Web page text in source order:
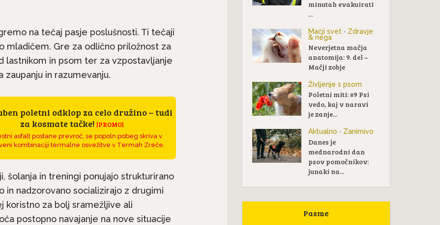
na tečaj pasje poslušnosti. Ti tečaji
mladičem. Gre za odlično priložnost za
lastnikom in psom ter za vzpostavljanje
in razumevanju.
poletni odklop za celo družino – tudi
za kosmate tačke! |PROMO|
asfalt postane prevroč, se popoln pobeg skriva v
kombinaciji termalne osvežitve v Termah Zreče.
šolanja in treningi ponujajo strukturirano
in nadzorovano socializirajo z drugimi
koristno za bolj sramežljive ali
postopno navajanje na nove situacije
minutah evakuirati
...
Mačji svet • Zdravje
& nega
Neverjetna mačja
anatomija: 9. del –
Mačji zobje
Življenje s psom
Poletni miti: #9 Psi
vedo, kaj v naravi
je zanje...
Aktualno • Zanimivo
Danes je
mednarodni dan
psov pomočnikov:
junaki na...
Pasme